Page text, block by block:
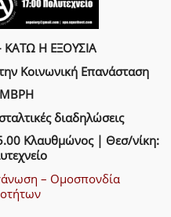
Η ΕΞΟΥΣΙΑ
Κοινωνική Επανάσταση
διαδηλώσεις
Κλαυθμώνος | Θεσ/νίκη:
– Ομοσπονδία